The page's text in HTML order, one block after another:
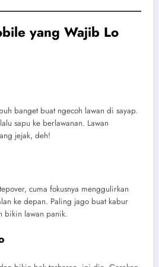
yang Wajib Lo
banget buat ngecoh lawan di sayap.
sapu ke berlawanan. Lawan
jejak, deh!
cuma fokusnya menggulirkan
ke depan. Paling jago buat kabur
bikin lawan panik.